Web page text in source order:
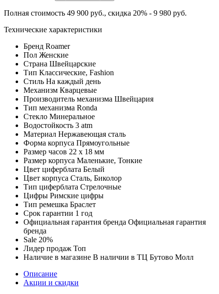
Полная стоимость 49 900 руб., скидка 20% - 9 980 руб.
Технические характеристики
Бренд Roamer
Пол Женские
Страна Швейцарские
Тип Классические, Fashion
Стиль На каждый день
Механизм Кварцевые
Производитель механизма Швейцария
Тип механизма Ronda
Стекло Минеральное
Водостойкость 3 atm
Материал Нержавеющая сталь
Форма корпуса Прямоугольные
Размер часов 22 х 18 мм
Размер корпуса Маленькие, Тонкие
Цвет циферблата Белый
Цвет корпуса Сталь, Биколор
Тип циферблата Стрелочные
Цифры Римские цифры
Тип ремешка Браслет
Срок гарантии 1 год
Официальная гарантия бренда Официальная гарантия
бренда
Sale 20%
Лидер продаж Топ
Наличие в магазине В наличии в ТЦ Бутово Молл
Описание
Акции и скидки